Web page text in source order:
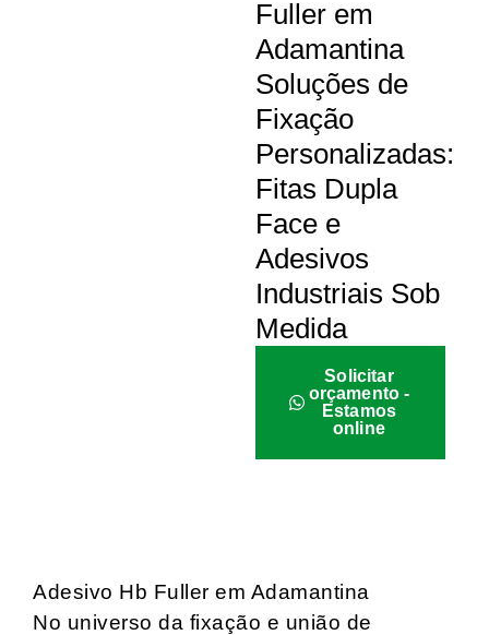
Fuller em
Adamantina
Soluções de
Fixação
Personalizadas:
Fitas Dupla
Face e
Adesivos
Industriais Sob
Medida
Solicitar
orçamento -
Estamos
online
Adesivo Hb Fuller em Adamantina
No universo da fixação e união de